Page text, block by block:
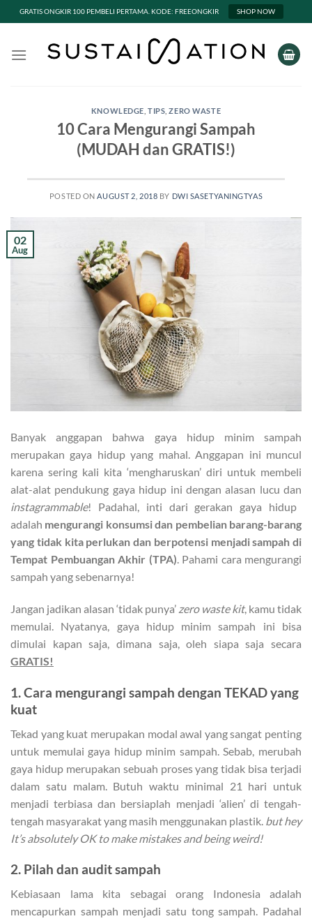
GRATIS ONGKIR 100 PEMBELI PERTAMA. KODE: FREEONGKIR SHOP NOW
KNOWLEDGE ,TIPS ,ZERO WASTE
10 Cara Mengurangi Sampah
(MUDAH dan GRATIS!)
POSTED ONAUGUST 2, 2018 BY DWI SASETYANINGTYAS
02
Aug
Banyak anggapan bahwa gaya hidup minim sampah
merupakan gaya hidup yang mahal. Anggapan ini muncul
karena sering kali kita ‘mengharuskan’ diri untuk membeli
alat-alat pendukung gaya hidup ini dengan alasan lucu dan
instagrammable! Padahal, inti dari gerakan gaya hidup
adalah mengurangi konsumsi dan pembelian barang-barang
yang tidak kita perlukan dan berpotensi menjadi sampah di
Tempat Pembuangan Akhir (TPA). Pahami cara mengurangi
sampah yang sebenarnya!
Jangan jadikan alasan ‘tidak punya’ zero waste kit, kamu tidak
memulai. Nyatanya, gaya hidup minim sampah ini bisa
dimulai kapan saja, dimana saja, oleh siapa saja secara
GRATIS!
1. Cara mengurangi sampah dengan TEKAD yang
kuat
Tekad yang kuat merupakan modal awal yang sangat penting
untuk memulai gaya hidup minim sampah. Sebab, merubah
gaya hidup merupakan sebuah proses yang tidak bisa terjadi
dalam satu malam. Butuh waktu minimal 21 hari untuk
menjadi terbiasa dan bersiaplah menjadi ‘alien’ di tengah-
tengah masyarakat yang masih menggunakan plastik. but hey
It’s absolutely OK to make mistakes and being weird!
2. Pilah dan audit sampah
Kebiasaan lama kita sebagai orang Indonesia adalah
mencapurkan sampah menjadi satu tong sampah. Padahal